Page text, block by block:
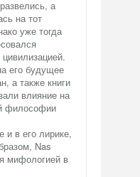
а
на тот
уже тогда
его будущее
а также книги
влияние на
философии
и в его лирике,
Nas
мифологией в